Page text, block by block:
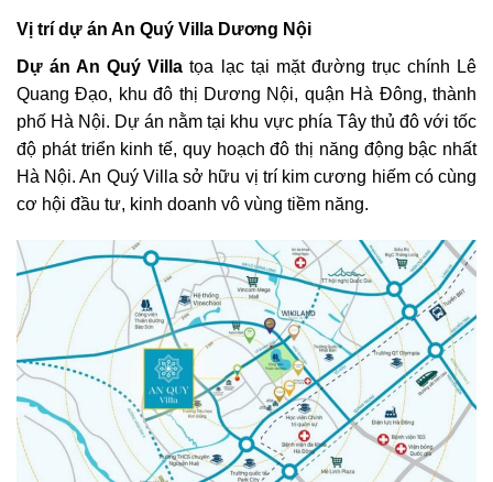
Vị trí dự án An Quý Villa Dương Nội
Dự án An Quý Villa tọa lạc tại mặt đường trục chính Lê
Quang Đạo, khu đô thị Dương Nội, quận Hà Đông, thành
phố Hà Nội. Dự án nằm tại khu vực phía Tây thủ đô với tốc
độ phát triển kinh tế, quy hoạch đô thị năng động bậc nhất
Hà Nội. An Quý Villa sở hữu vị trí kim cương hiếm có cùng
cơ hội đầu tư, kinh doanh vô vùng tiềm năng.